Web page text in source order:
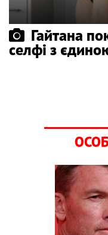
Гайтана
селфі з